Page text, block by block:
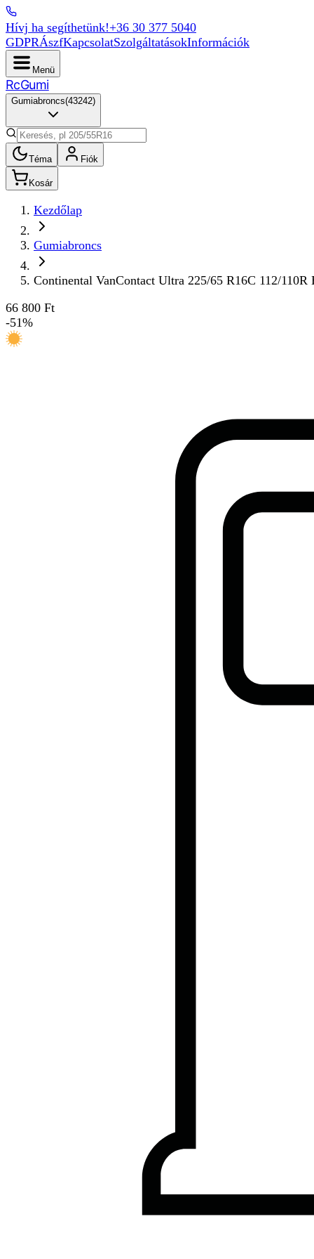
Hívj ha segíthetünk!+36 30 377 5040
GDPRÁszfKapcsolatSzolgáltatásokInformációk
Menü
RcGumi
Gumiabroncs(43242)
Téma Fiók
Kosár
Kezdőlap
Gumiabroncs
Continental VanContact Ultra 225/65 R16C 112/110R
66 800 Ft
-51%